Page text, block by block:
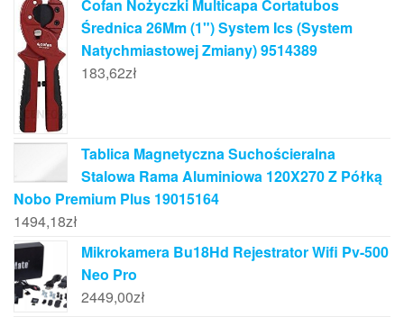
Cofan Nożyczki Multicapa Cortatubos
Średnica 26Mm (1") System Ics (System
Natychmiastowej Zmiany) 9514389
183,62zł
Tablica Magnetyczna Suchościeralna
Stalowa Rama Aluminiowa 120X270 Z Półką
Nobo Premium Plus 19015164
1494,18zł
Mikrokamera Bu18Hd Rejestrator Wifi Pv-500
Neo Pro
2449,00zł